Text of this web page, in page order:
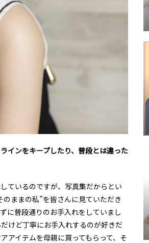
インをキープしたり、普段とは違った
ているのですが、写真集だからとい
ままの私”を皆さんに見ていただき
に普段通りのお手入れをしていまし
けど丁寧にお手入れするのが好きだ
アイテムを母親に買ってもらって、そ